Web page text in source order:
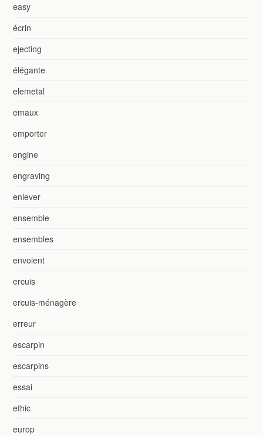
easy
écrin
ejecting
élégante
elemetal
emaux
emporter
engine
engraving
enlever
ensemble
ensembles
envoient
ercuis
ercuis-ménagère
erreur
escarpin
escarpins
essai
ethic
europ